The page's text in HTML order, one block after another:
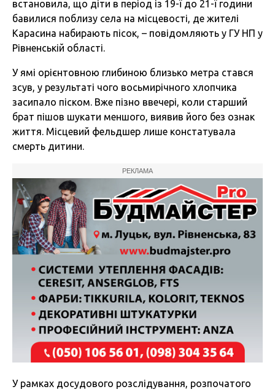
встановила, що діти в період із 19-ї до 21-ї години
бавилися поблизу села на місцевості, де жителі
Карасина набирають пісок, – повідомляють у ГУ НП у
Рівненській області.
У ямі орієнтовною глибиною близько метра стався
зсув, у результаті чого восьмирічного хлопчика
засипало піском. Вже пізно ввечері, коли старший
брат пішов шукати меншого, виявив його без ознак
життя. Місцевий фельдшер лише констатувала
смерть дитини.
РЕКЛАМА
У рамках досудового розслідування, розпочатого